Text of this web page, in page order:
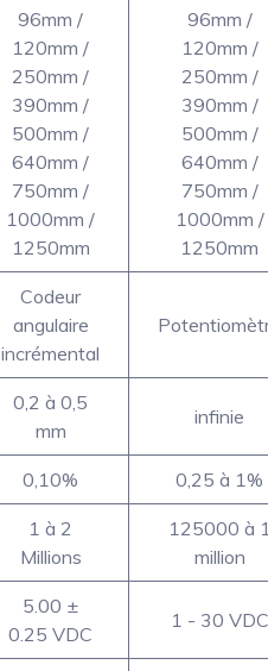
96mm /
120mm /
250mm /
390mm /
500mm /
640mm /
750mm /
1000mm /
1250mm
96mm /
120mm /
250mm /
390mm /
500mm /
640mm /
750mm /
1000mm /
1250mm
Codeur
angulaire
incrémental
0,2 à 0,5
mm
infinie
0,10% 0,25 à 1%
1 à 2
Millions
125000 à
million
5.00 ±
0.25 VDC
1 - 30 VDC